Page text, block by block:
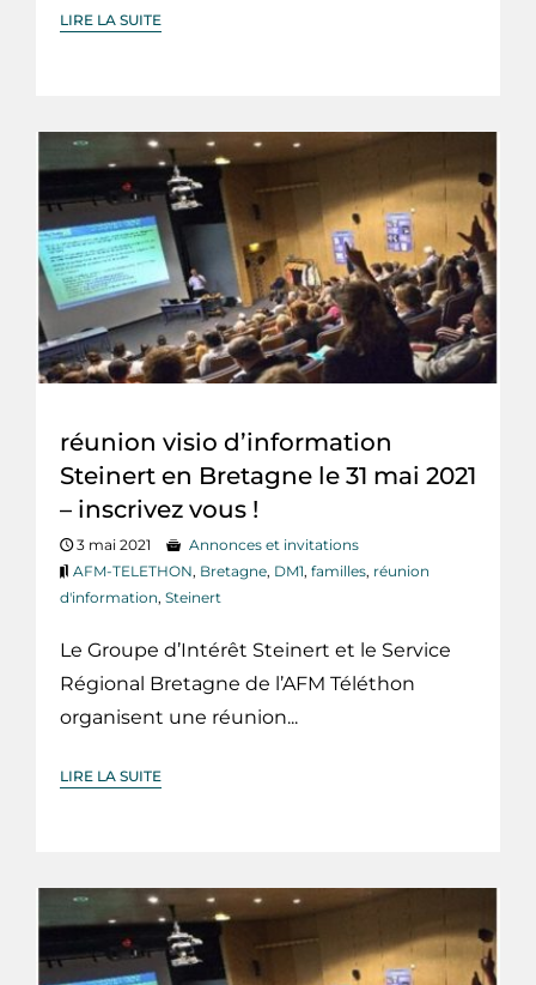
LIRE LA SUITE
réunion visio d’information
Steinert en Bretagne le 31 mai 2021
– inscrivez vous !
3 mai 2021
Annonces et invitations
AFM-TELETHON, Bretagne, DM1, familles, réunion
d'information, Steinert
Le Groupe d’Intérêt Steinert et le Service
Régional Bretagne de l’AFM Téléthon
organisent une réunion...
LIRE LA SUITE